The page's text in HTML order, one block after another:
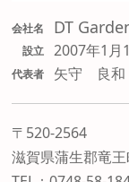
会社名 DT
設立 2007年1月
代表者 矢守 良和
〒520-2564
滋賀県蒲生郡竜